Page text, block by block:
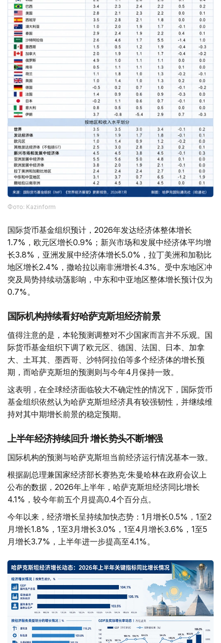
Фото: Kazinform
国际货币基金组织预计，2026年发达经济体整体增长
1.7%，欧元区增长0.9%；新兴市场和发展中经济体平均增
长3.8%，亚洲发展中经济体增长5.0%，拉丁美洲和加勒比
地区增长2.4%，撒哈拉以南非洲增长4.3%。受中东地区冲
突及局势持续动荡影响，中东和中亚地区整体增长预计仅为
0.7%。
国际机构持续看好哈萨克斯坦经济前景
值得注意的是，本轮预测调整对不少国家而言并不乐观。国
际货币基金组织下调了欧元区、德国、法国、日本、加拿
大、土耳其、墨西哥、沙特阿拉伯等多个经济体的增长预
期，而哈萨克斯坦的预测则与今年4月保持一致。
这表明，在全球经济面临较大不确定性的情况下，国际货币
基金组织依然认为哈萨克斯坦经济具有较强韧性，并继续维
持对其中期增长前景的稳定预期。
上半年经济持续回升 增长势头不断增强
国际机构的预测与哈萨克斯坦当前经济运行情况基本一致。
根据副总理兼国家经济部长赛热克·朱曼哈林在政府会议上
公布的数据，2026年上半年，哈萨克斯坦经济同比增长
4.1%，较今年前五个月提高0.4个百分点。
今年以来，经济增长呈持续加快态势：1月增长0.5%，1至2
月增长1.8%，1至3月增长3.0%，1至4月增长3.6%，1至5
月增长3.7%，上半年进一步提高至4.1%。